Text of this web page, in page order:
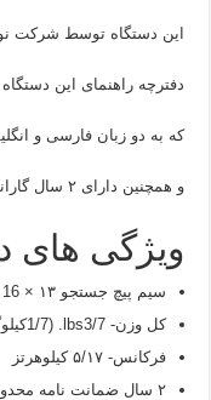
این دستگاه توسط شرکت
دفترچه راهنمای این
که به دو زبان فارسی و
و همچنین دارای ۲ سال گارانتی و ۳ سال خدمات پس از فروش میباشد.
ویژگی های
سيم پيچ جستجو DD 16 × ۱۳
كل وزن- lbs3/7. (1/7كيلوگرم)
فركانس- ۵/۱۷ كيلوهرتز
۲ سال ضمانت نامه محدود